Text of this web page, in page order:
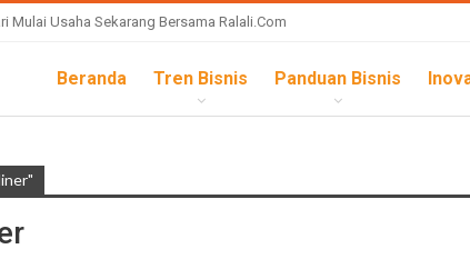
Mulai Usaha Sekarang Bersama Ralali.com
Beranda Tren Bisnis Panduan Bisnis